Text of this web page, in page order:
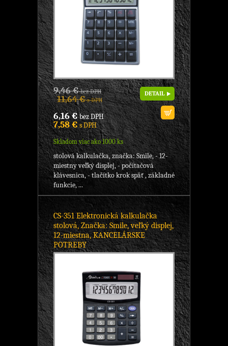
9,46 €bez DPH
11,64 €s DPH
6,16 €bez DPH
7,58 €s DPH
Skladom viac ako 1000 ks
DETAIL
stolová kalkulačka, značka: Smile, - 12-
miestny veľký displej, - počítačová
klávesnica, - tlačítko krok späť , základné
funkcie, ...
CS-351 Elektronická kalkulačka
stolová, Značka: Smile, veľký displej,
12-miestna, KANCELÁRSKE
POTREBY